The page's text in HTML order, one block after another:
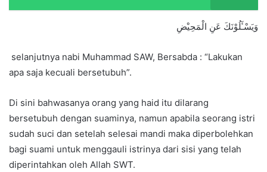
وَيَسْـَٔلُوْنَكَ عَنِ الْمَحِيْضِ
selanjutnya nabi Muhammad SAW, Bersabda : “Lakukan
apa saja kecuali bersetubuh”.
Di sini bahwasanya orang yang haid itu dilarang
bersetubuh dengan suaminya, namun apabila seorang istri
sudah suci dan setelah selesai mandi maka diperbolehkan
bagi suami untuk menggauli istrinya dari sisi yang telah
diperintahkan oleh Allah SWT.